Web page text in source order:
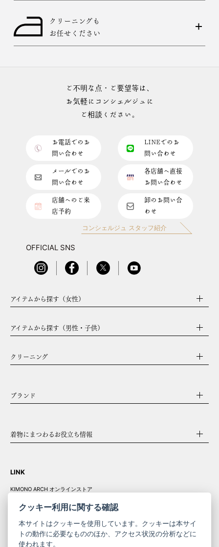
クリーニングも
お任せください
ご不明な点・ご要望等は、
お気軽にコンシェルジュに
ご相談ください。
お電話でのお
問い合わせ
LINEでのお
問い合わせ
メールでのお
問い合わせ
各店舗へ直接
お問い合わせ
店舗へのご来
店予約
卸のお問い合
わせ
コンシェルジュ スタッフ紹介
OFFICIAL SNS
アイテムから探す（女性）
アイテムから探す（男性・子供）
クリーニング
ブランド
着物にまつわるお役立ち情報
LINK
KIMONO ARCH オンラインストア
クッキー利用に関する確認
本サイトはクッキーを使用しています。クッキーは本サイ
トの動作に必要なもののほか、アクセス状況の分析などに
使われます。